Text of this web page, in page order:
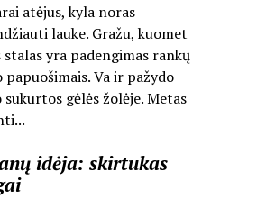
atėjus, kyla noras
lauke. Gražu, kuomet
stalas yra padengimas rankų
papuošimais. Va ir pažydo
sukurtos gėlės žolėje. Metas
idėja: skirtukas